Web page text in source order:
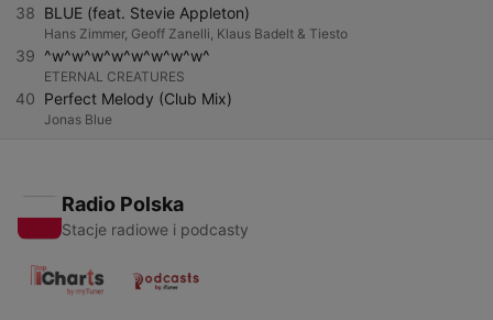
38 BLUE (feat. Stevie Appleton)
Hans Zimmer, Geoff Zanelli, Klaus Badelt & Tiesto
39 ^w^w^w^w^w^w^w^w^
ETERNAL CREATURES
40 Perfect Melody (Club Mix)
Jonas Blue
Radio Polska
Stacje radiowe i podcasty